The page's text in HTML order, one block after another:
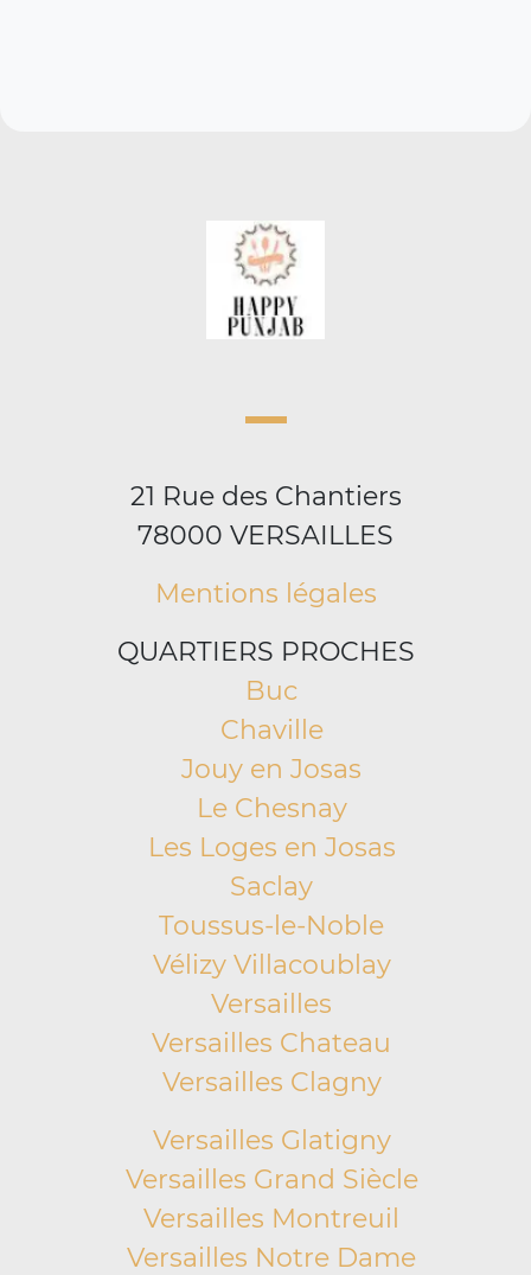
21 Rue des Chantiers
78000 VERSAILLES
Mentions légales
QUARTIERS PROCHES
Buc
Chaville
Jouy en Josas
Le Chesnay
Les Loges en Josas
Saclay
Toussus-le-Noble
Vélizy Villacoublay
Versailles
Versailles Chateau
Versailles Clagny
Versailles Glatigny
Versailles Grand Siècle
Versailles Montreuil
Versailles Notre Dame